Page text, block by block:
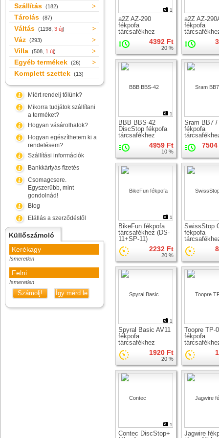
Szállítás (182)
Tárolás (87)
Váltás (1198, 3 új)
Váz (293)
Villa (508, 1 új)
Egyéb termékek (26)
Komplett szettek (13)
Miért rendelj tőlünk?
Mikorra tudjátok szállítani
a terméket?
Hogyan vásárolhatok?
Hogyan egészíthetem ki a
rendelésem?
Szállítási információk
Bankkártyás fizetés
Csomagcsere.
Egyszerűbb, mint
gondolnád!
Blog
Elállás a szerződéstől
Küllőszámoló
Kerékagy
Ismeretlen
Felni
Ismeretlen
Számolj! Így mérd le
1
a2Z AZ-290
fékpofa
tárcsafékhez
4392 Ft
20 %
a2Z AZ-
fékpofa
1
BBB BBS-42
DiscStop fékpofa
tárcsafékhez
4959 Ft
10 %
Sram BB7
fékpofa
1
BikeFun fékpofa
tárcsafékhez (DS-
11+SP-11)
2232 Ft
20 %
SwissStop
fékpofa
1
Spyral Basic AV11
fékpofa
tárcsafékhez
1920 Ft
20 %
Toopre TP-
fékpofa
1
Contec DiscStop+
Jagwire